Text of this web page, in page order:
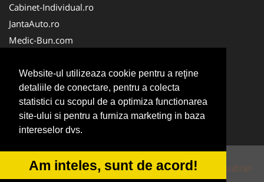
Website-ul utilizeaza cookie pentru a reţine
detaliile de conectare, pentru a colecta
statistici cu scopul de a optimiza functionarea
site-ului si pentru a furniza marketing in baza
intereselor dvs.
Am inteles, sunt de acord!
Cabinet-Individual.ro
JantaAuto.ro
Medic-Bun.com
Apicultorul.com
CentruInchirieri.ro
Oftalmologul.ro
Stomatologul.com
© 2014-2026 Powered byVilonMedia&Tokaido Consult/a>